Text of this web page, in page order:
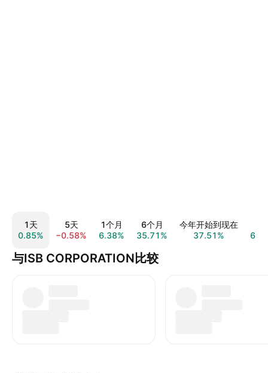
1天
0.85%
5天
−0.58%
1个月
6.38%
6个月
35.71%
今年开始到现在
37.51%
与ISB CORPORATION比较